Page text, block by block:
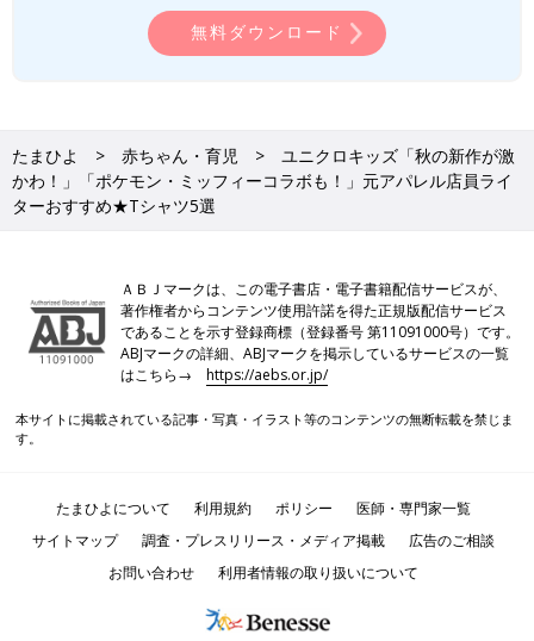
無料ダウンロード
たまひよ 赤ちゃん・育児
ユニクロキッズ「秋の新作が激
かわ！」「ポケモン・ミッフィーコラボも！」元アパレル店員ライ
ターおすすめ★Tシャツ5選
ＡＢＪマークは、この電子書店・電子書籍配信サービスが、
著作権者からコンテンツ使用許諾を得た正規版配信サービス
であることを示す登録商標（登録番号 第11091000号）です。
ABJマークの詳細、ABJマークを掲示しているサービスの一覧
はこちら→https://aebs.or.jp/
本サイトに掲載されている記事・写真・イラスト等のコンテンツの無断転載を禁じま
す。
たまひよについて 利用規約 ポリシー
医師・専門家一覧
サイトマップ
調査・プレスリリース・メディア掲載
広告のご相談
お問い合わせ
利用者情報の取り扱いについて